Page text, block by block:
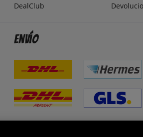
DealClub
Envío